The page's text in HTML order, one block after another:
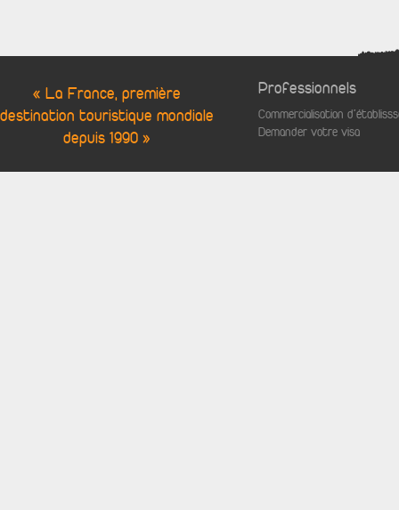
« La France, première
destination touristique mondiale
depuis 1990 »
Professionnels
Commercialisation
Demander votre visa